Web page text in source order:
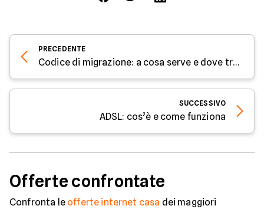
PRECEDENTE
Codice di migrazione: a cosa serve e dove trovarlo
SUCCESSIVO
ADSL: cos’è e come funziona
Offerte confrontate
Confronta le offerte internet casa dei maggiori